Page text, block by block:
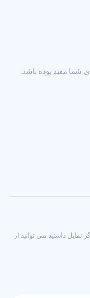
شما مفید بوده باشد.
داشتید می توانید از